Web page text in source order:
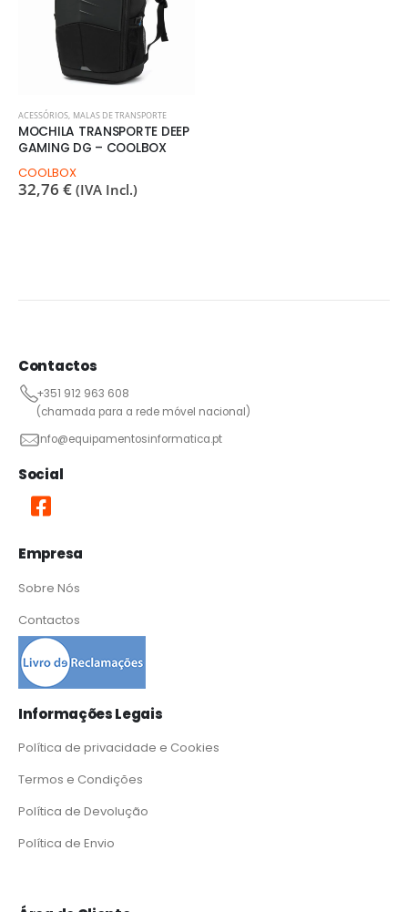
ACESSÓRIOS MALAS DE TRANSPORTE
MOCHILA TRANSPORTE DEEP
GAMING DG – COOLBOX
COOLBOX
32,76 € (IVA Incl.)
Contactos
+351 912 963 608
(chamada para a rede móvel nacional)
info@equipamentosinformatica.pt
Social
Empresa
Sobre Nós
Contactos
Informações Legais
Política de privacidade e Cookies
Termos e Condições
Política de Devolução
Política de Envio